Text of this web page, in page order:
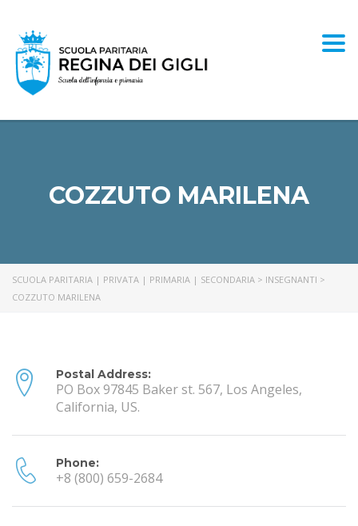
COZZUTO MARILENA
SCUOLA PARITARIA | PRIVATA | PRIMARIA | SECONDARIA > INSEGNANTI >
COZZUTO MARILENA
Postal Address:
PO Box 97845 Baker st. 567, Los Angeles,
California, US.
Phone:
+8 (800) 659-2684